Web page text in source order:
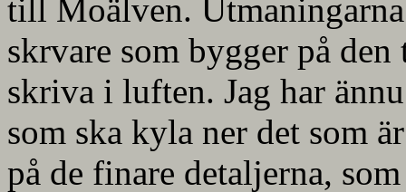
till Moälven.
skrvare som bygger på
skriva i luften. Jag har
som ska kyla ner det som
på de finare detaljerna,